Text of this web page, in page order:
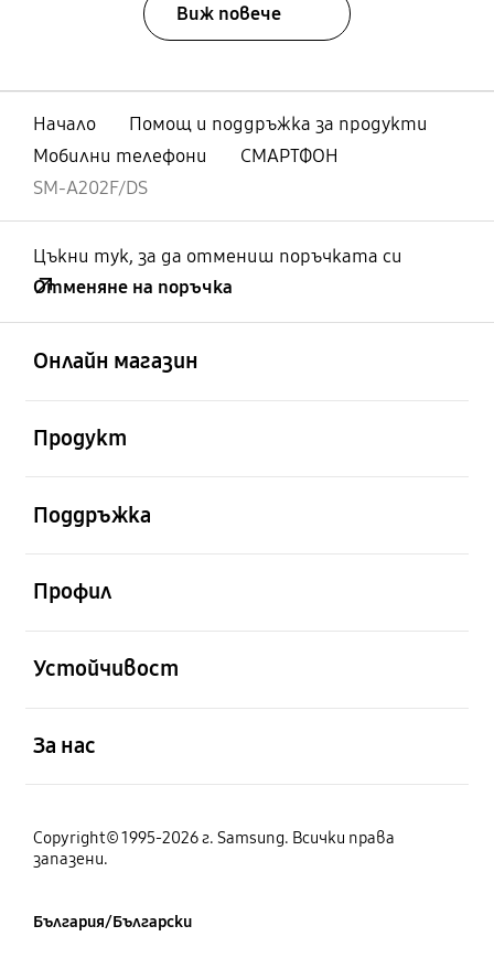
Виж повече
Начало
Помощ и поддръжка за продукти
Мобилни телефони
СМАРТФОН
SM-A202F/DS
Цъкни тук, за да отмениш поръчката си
Отменяне на поръчка
Онлайн магазин
Продукт
Поддръжка
Профил
Устойчивост
За нас
Copyright© 1995-2026 г. Samsung. Всички права
запазени.
България/Български